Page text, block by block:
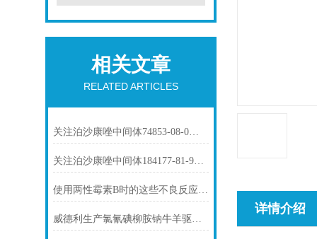
相关文章
RELATED ARTICLES
关注泊沙康唑中间体74853-08-0市场动态
关注泊沙康唑中间体184177-81-9市场动态
使用两性霉素B时的这些不良反应要了解
威德利生产氯氰碘柳胺钠牛羊驱虫-61438-64-0价格
详情介绍